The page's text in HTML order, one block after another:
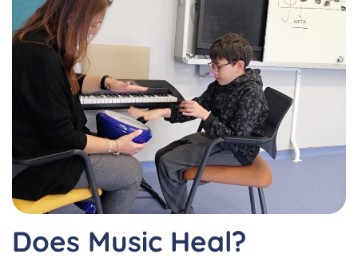
Does Music Heal?